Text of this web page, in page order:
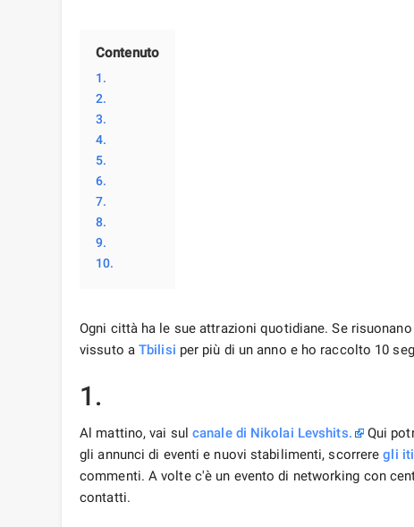
Contenuto
1.
2.
3.
4.
5.
6.
7.
8.
9.
10.
Ogni città ha le sue attrazioni quotidiane. Se
vissuto a Tbilisi per più di un anno e ho raccolto 10
1.
Al mattino, vai sul canale di Nikolai Levshits.
Qui
gli annunci di eventi e nuovi stabilimenti, scorreregli
commenti. A volte c'è un evento di networking con
contatti.